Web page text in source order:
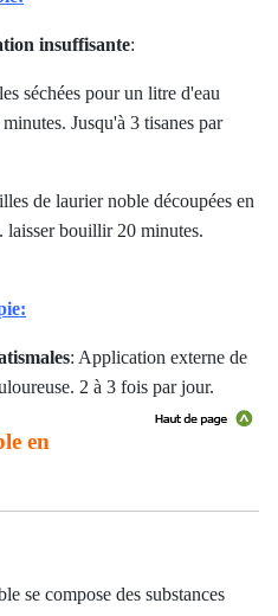
insuffisante:
séchées pour un litre d'eau
Jusqu'à 3 tisanes par
de laurier noble découpées en
laisser bouillir 20 minutes.
: Application externe de
2 à 3 fois par jour.
en
se compose des substances